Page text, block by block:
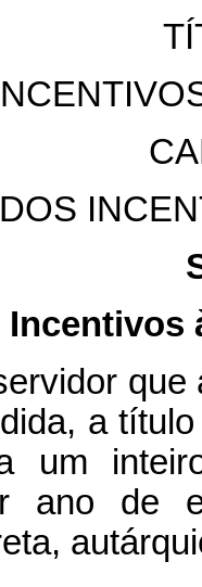
DOS
Incentivos
que
a
a um
ano de